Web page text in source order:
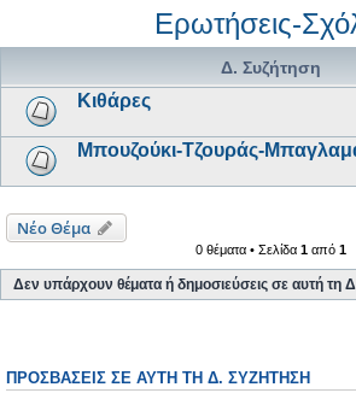
Ερωτήσεις-
Δ. Συζήτηση
Κιθάρες
Μπουζούκι-Τζουράς-
Νέο Θέμα
0 θέματα • Σελίδα 1από 1
Δεν υπάρχουν θέματα ή δημοσιεύσεις σε αυτή τη
ΠΡΟΣΒΆΣΕΙΣ ΣΕ ΑΥΤΉ ΤΗ Δ. ΣΥΖΉΤΗΣΗ